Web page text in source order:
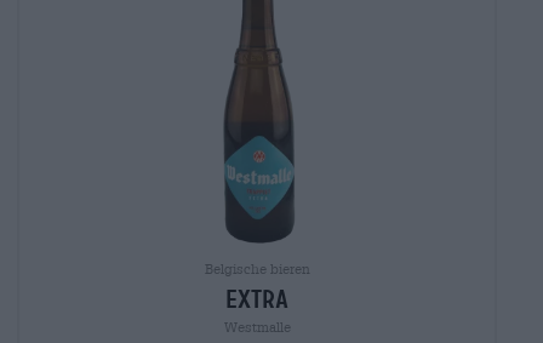
Belgische bieren
extra
Westmalle